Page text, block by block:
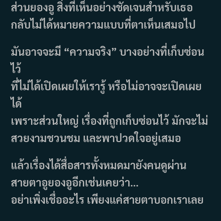
ส่วนยองอู สิ่งที่เห็นอย่างชัดเจนสำหรับเธอ
กลับไม่ได้หมายความแบบที่ตาเห็นเสมอไป
มันอาจจะมี “ความจริง” บางอย่างที่เก็บซ่อน
ไว้
ที่ไม่ได้เปิดเผยให้เรารู้ หรือไม่อาจจะเปิดเผย
ได้
เพราะส่วนใหญ่ เรื่องที่ถูกเก็บซ่อนไว้ มักจะไม่
สวยงามชวนชม และพาปวดใจอยู่เสมอ
แล้วเรื่องได้สื่อสารทั้งหมดมายังคนดูผ่าน
สายตาอูยองอูอีกเช่นเคยว่า…
อย่าเพิ่งเชื่ออะไร เพียงแค่สายตาบอกเราเลย